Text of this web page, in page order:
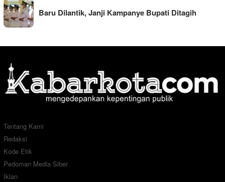
Baru Dilantik, Janji Kampanye Bupati Ditagih
Tentang Kami
Redaksi
Kode Etik
Pedoman Media Siber
Iklan